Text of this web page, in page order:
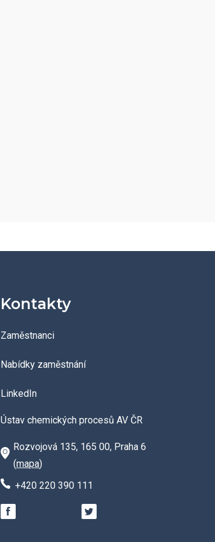
Kontakty
Zaměstnanci
Nabídky zaměstnání
LinkedIn
Ústav chemických procesů AV ČR
Rozvojová 135, 165 00, Praha 6
(mapa)
+420 220 390 111